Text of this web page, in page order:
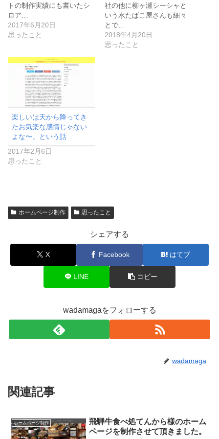
トの制作実績にも書いたシ
ロア…
2017年6月20日
思ったこと
社の他に柳ヶ瀬シーシャと
いう水たばこ屋さんも細々
とで…
2018年4月20日
思ったこと
楽しいは天から降ってき
たお気楽な感情じゃない
よな〜。という話
2017年2月6日
思ったこと
ホームページ制作 思ったこと
シェアする
X Facebook はてブ
LINE コピー
wadamagaをフォローする
wadamaga
関連記事
ホームページ制作
飛騨牛食べ処てんから様のホーム
ページを制作させて頂きました。